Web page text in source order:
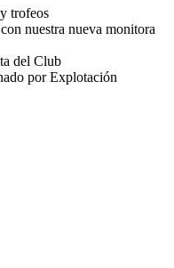
trofeos
nuestra nueva monitora
del Club
por Explotación